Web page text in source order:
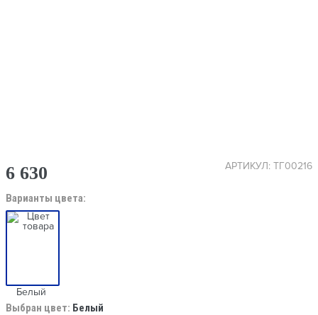
АРТИКУЛ: ТГ00216
6 630
Варианты цвета:
Белый
Выбран цвет: Белый